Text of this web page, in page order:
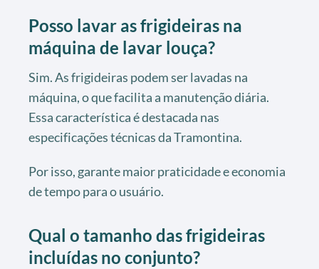
Posso lavar as frigideiras na
máquina de lavar louça?
Sim. As frigideiras podem ser lavadas na
máquina, o que facilita a manutenção diária.
Essa característica é destacada nas
especificações técnicas da Tramontina.
Por isso, garante maior praticidade e economia
de tempo para o usuário.
Qual o tamanho das frigideiras
incluídas no conjunto?